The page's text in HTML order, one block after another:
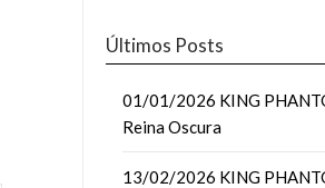
MITAD
DE AÑO
Últimos Posts
01/01/2026 KING
Reina Oscura
13/02/2026 KING